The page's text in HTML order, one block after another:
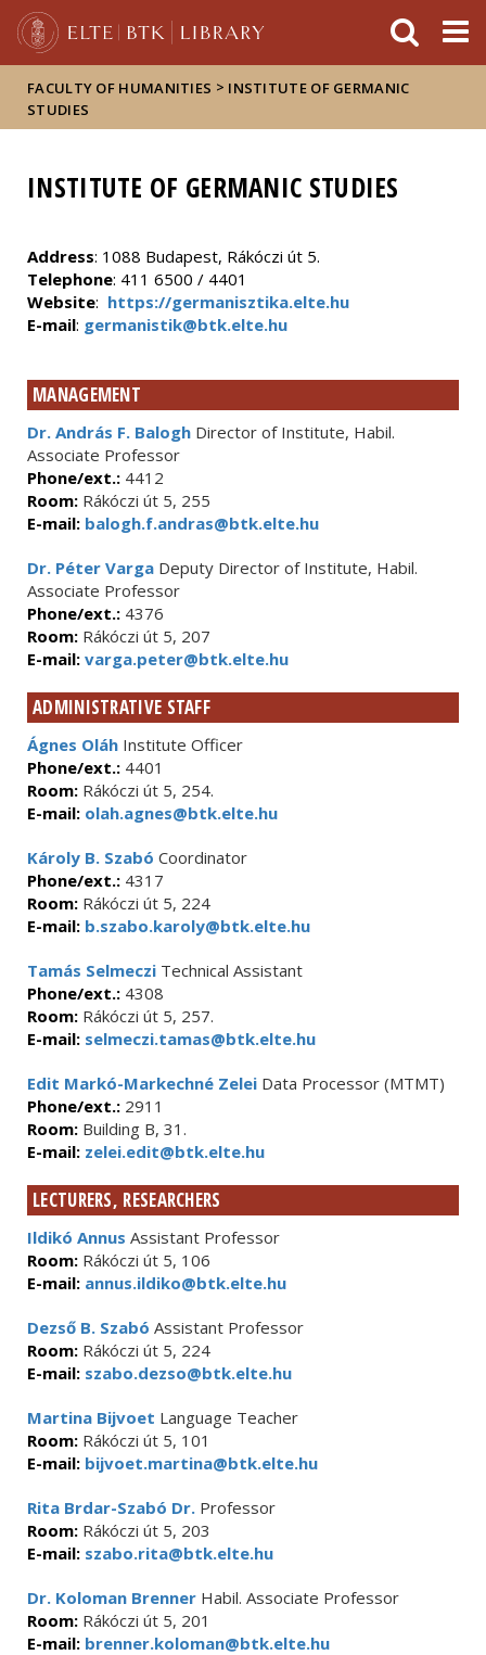
FACULTY OF HUMANITIES > INSTITUTE OF GERMANIC
STUDIES
INSTITUTE OF GERMANIC STUDIES
Address: 1088 Budapest, Rákóczi út 5.
Telephone: 411 6500 / 4401
Website: https://germanisztika.elte.hu
E-mail: germanistik@btk.elte.hu
MANAGEMENT
Dr. András F. Balogh Director of Institute, Habil.
Associate Professor
Phone/ext.: 4412
Room: Rákóczi út 5, 255
E-mail: balogh.f.andras@btk.elte.hu
Dr. Péter Varga Deputy Director of Institute, Habil.
Associate Professor
Phone/ext.: 4376
Room: Rákóczi út 5, 207
E-mail: varga.peter@btk.elte.hu
ADMINISTRATIVE STAFF
Ágnes Oláh Institute Officer
Phone/ext.: 4401
Room: Rákóczi út 5, 254.
E-mail: olah.agnes@btk.elte.hu
Károly B. Szabó Coordinator
Phone/ext.: 4317
Room: Rákóczi út 5, 224
E-mail: b.szabo.karoly@btk.elte.hu
Tamás Selmeczi Technical Assistant
Phone/ext.: 4308
Room: Rákóczi út 5, 257.
E-mail: selmeczi.tamas@btk.elte.hu
Edit Markó-Markechné Zelei Data Processor (MTMT)
Phone/ext.: 2911
Room: Building B, 31.
E-mail: zelei.edit@btk.elte.hu
LECTURERS, RESEARCHERS
Ildikó Annus Assistant Professor
Room: Rákóczi út 5, 106
E-mail: annus.ildiko@btk.elte.hu
Dezső B. Szabó Assistant Professor
Room: Rákóczi út 5, 224
E-mail: szabo.dezso@btk.elte.hu
Martina Bijvoet Language Teacher
Room: Rákóczi út 5, 101
E-mail: bijvoet.martina@btk.elte.hu
Rita Brdar-Szabó Dr. Professor
Room: Rákóczi út 5, 203
E-mail: szabo.rita@btk.elte.hu
Dr. Koloman Brenner Habil. Associate Professor
Room: Rákóczi út 5, 201
E-mail: brenner.koloman@btk.elte.hu